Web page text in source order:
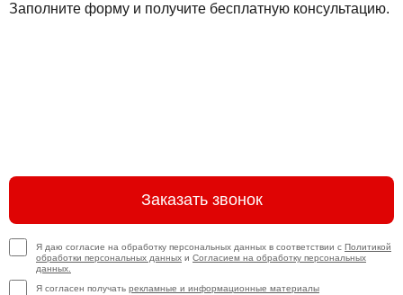
Заполните форму и получите бесплатную консультацию.
Заказать звонок
Я даю согласие на обработку персональных данных в соответствии с Политикой
обработки персональных данных и Согласием на обработку персональных
данных.
Я согласен получать рекламные и информационные материалы